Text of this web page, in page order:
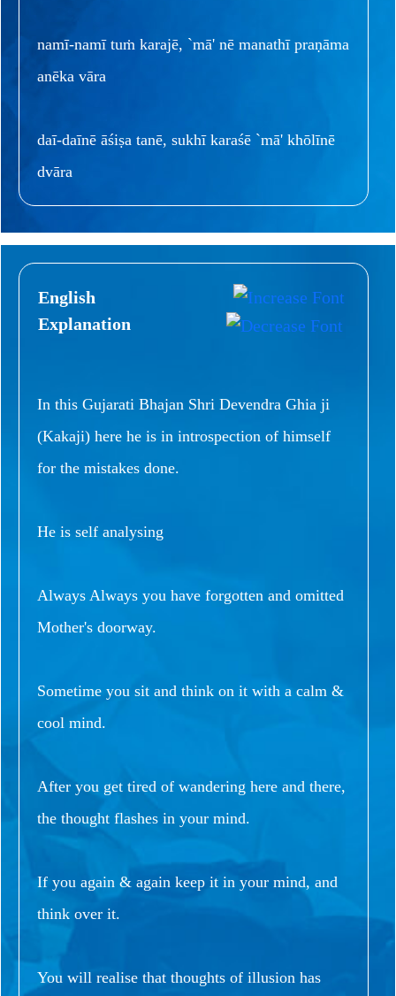
namī-namī tuṁ karajē, `mā' nē manathī praṇāma
anēka vāra
daī-daīnē āśiṣa tanē, sukhī karaśē `mā' khōlīnē
dvāra
English
Explanation
In this Gujarati Bhajan Shri Devendra Ghia ji
(Kakaji) here he is in introspection of himself
for the mistakes done.
He is self analysing
Always Always you have forgotten and omitted
Mother's doorway.
Sometime you sit and think on it with a calm &
cool mind.
After you get tired of wandering here and there,
the thought flashes in your mind.
If you again & again keep it in your mind, and
think over it.
You will realise that thoughts of illusion has